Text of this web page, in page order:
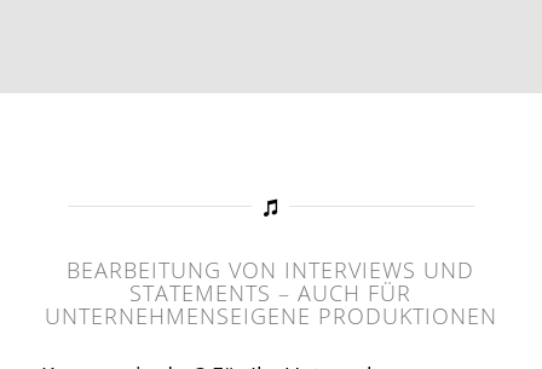
BEARBEITUNG VON INTERVIEWS UND
STATEMENTS – AUCH FÜR
UNTERNEHMENSEIGENE PRODUKTIONEN